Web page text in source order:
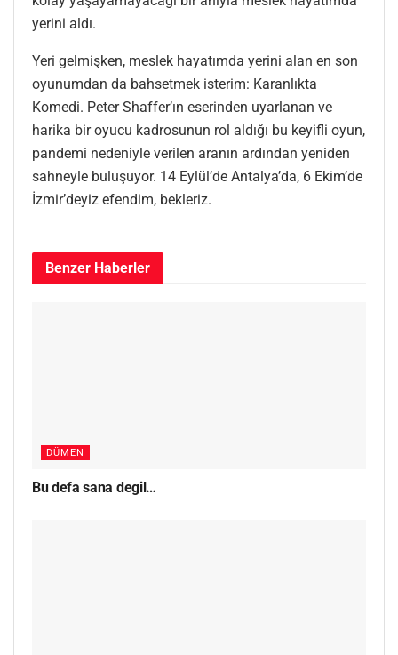
yerini aldı.
Yeri gelmişken, meslek hayatımda yerini alan en son
oyunumdan da bahsetmek isterim: Karanlıkta
Komedi. Peter Shaffer’ın eserinden uyarlanan ve
harika bir oyucu kadrosunun rol aldığı bu keyifli oyun,
pandemi nedeniyle verilen aranın ardından yeniden
sahneyle buluşuyor. 14 Eylül’de Antalya’da, 6 Ekim’de
İzmir’deyiz efendim, bekleriz.
Benzer Haberler
DÜMEN
Bu defa sana degil…